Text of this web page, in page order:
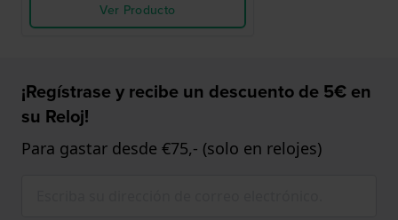
Ver Producto
¡Regístrase y recibe un descuento de 5€ en
su Reloj!
Para gastar desde €75,- (solo en relojes)